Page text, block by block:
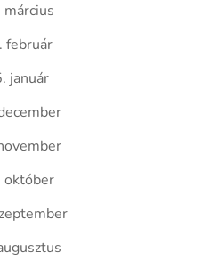
február
január
október